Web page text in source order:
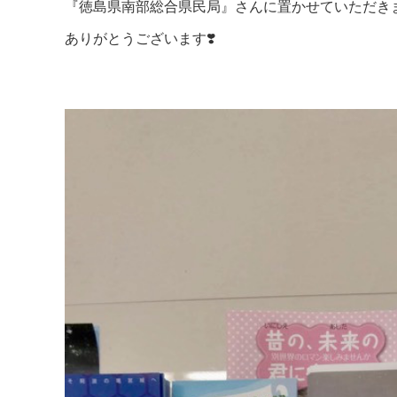
『徳島県南部総合県民局』さんに置かせていただき
ありがとうございます❣️